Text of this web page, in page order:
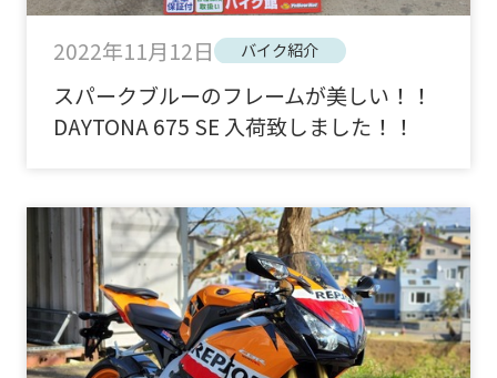
2022年11月12日 バイク紹介
スパークブルーのフレームが美しい！！
DAYTONA 675 SE 入荷致しました！！